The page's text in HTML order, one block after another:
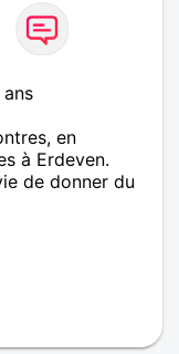
ans
en
à Erdeven.
de donner du